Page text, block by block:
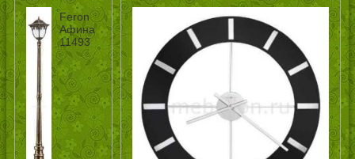
Feron
Афина
11493